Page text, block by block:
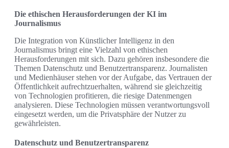
Die ethischen Herausforderungen der KI im
Journalismus
Die Integration von Künstlicher Intelligenz in den
Journalismus bringt eine Vielzahl von ethischen
Herausforderungen mit sich. Dazu gehören insbesondere die
Themen Datenschutz und Benutzertransparenz. Journalisten
und Medienhäuser stehen vor der Aufgabe, das Vertrauen der
Öffentlichkeit aufrechtzuerhalten, während sie gleichzeitig
von Technologien profitieren, die riesige Datenmengen
analysieren. Diese Technologien müssen verantwortungsvoll
eingesetzt werden, um die Privatsphäre der Nutzer zu
gewährleisten.
Datenschutz und Benutzertransparenz